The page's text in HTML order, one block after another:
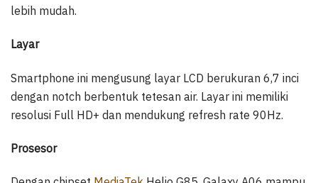
lebih mudah.
Layar
Smartphone ini mengusung layar LCD berukuran 6,7 inci
dengan notch berbentuk tetesan air. Layar ini memiliki
resolusi Full HD+ dan mendukung refresh rate 90Hz.
Prosesor